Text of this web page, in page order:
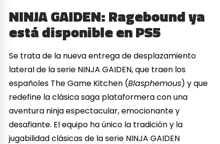
NINJA GAIDEN: Rageboundya
está disponible en PS5
Se trata de la nueva entrega de desplazamiento
lateral de la serie NINJA GAIDEN, que traen los
españoles The Game Kitchen (Blasphemous) y que
redefine la clásica saga plataformera con una
aventura ninja espectacular, emocionante y
desafiante. El equipo ha único la tradición y la
jugabilidad clásicas de la serie NINJA GAIDEN